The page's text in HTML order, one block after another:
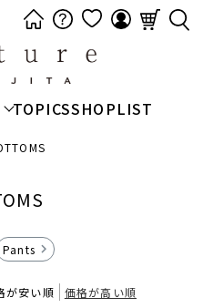
TOPICSSHOPLIST
Pants
が安い順 価格が高い順